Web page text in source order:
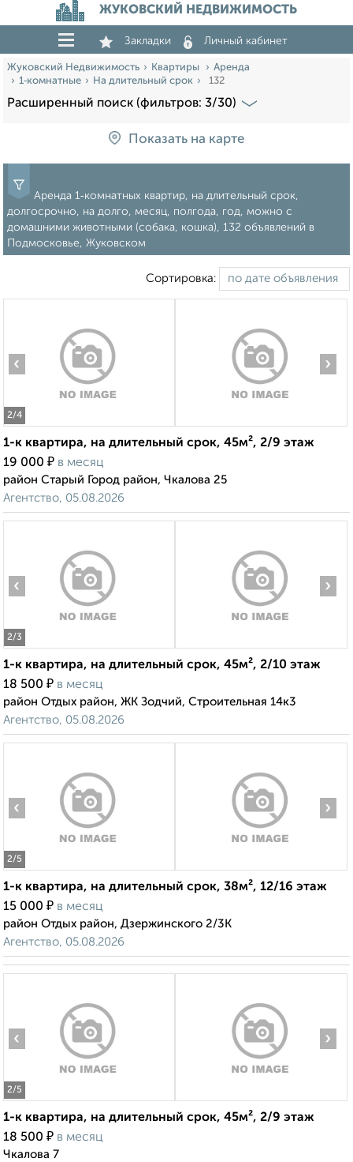
ЖУКОВСКИЙ НЕДВИЖИМОСТЬ
Закладки Личный кабинет
Жуковский Недвижимость Квартиры
Аренда
1‑комнатные
На длительный срок 132
Расширенный поиск (фильтров: 3/30)
Показать на карте
Аренда 1‑комнатных квартир, на длительный срок,
долгосрочно, на долго, месяц, полгода, год, можно с
домашними животными (собака, кошка), 132 объявлений в
Подмосковье, Жуковском
Сортировка:
2/4
‹ ›
1-к квартира, на длительный срок, 45м², 2/9 этаж
19 000 ₽ в месяц
район Старый Город район, Чкалова 25
Агентство, 05.08.2026
2/3
‹ ›
1-к квартира, на длительный срок, 45м², 2/10 этаж
18 500 ₽ в месяц
район Отдых район, ЖК Зодчий, Строительная 14к3
Агентство, 05.08.2026
2/5
‹ ›
1-к квартира, на длительный срок, 38м², 12/16 этаж
15 000 ₽ в месяц
район Отдых район, Дзержинского 2/3К
Агентство, 05.08.2026
2/5
‹ ›
1-к квартира, на длительный срок, 45м², 2/9 этаж
18 500 ₽ в месяц
Чкалова 7